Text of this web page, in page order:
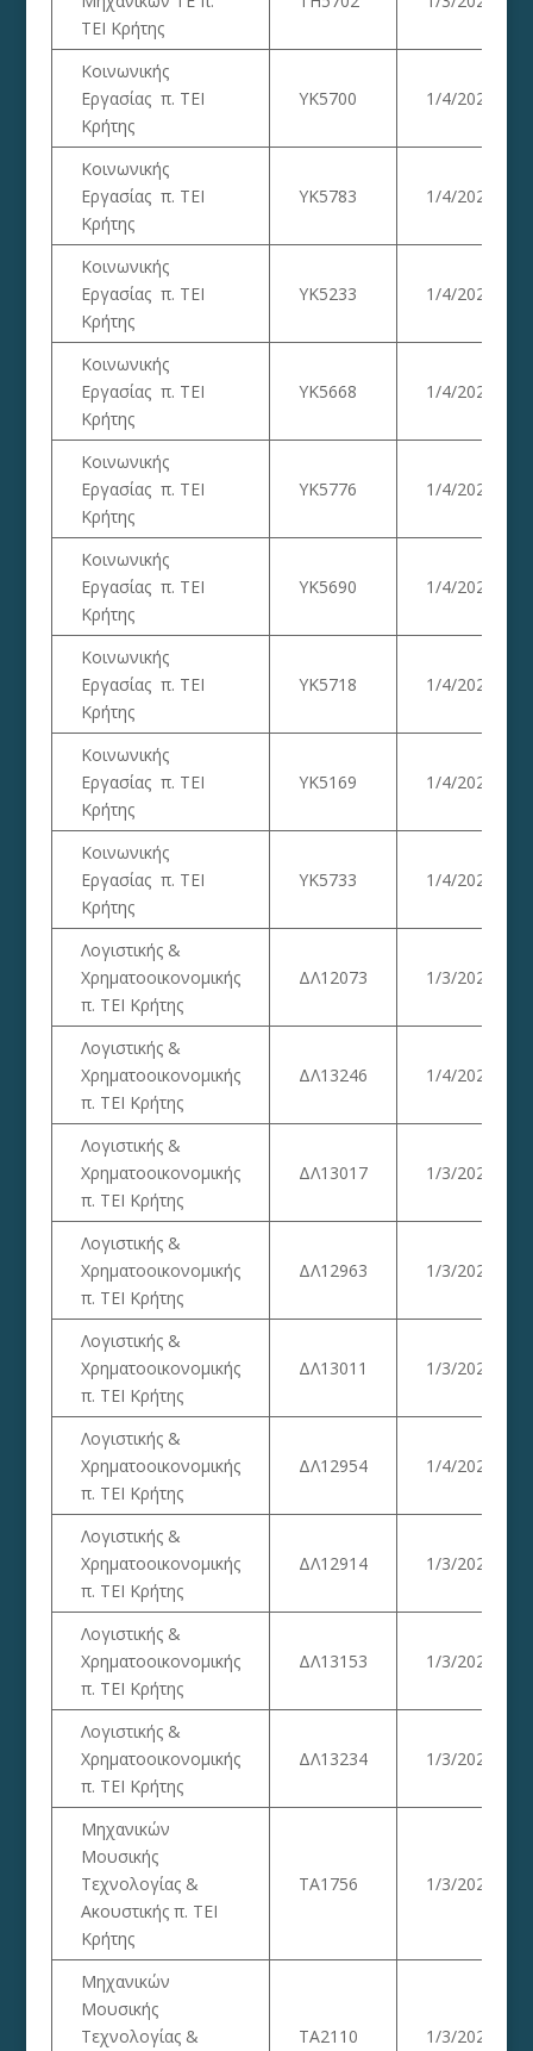
ΤΕΙ Κρήτης
Κοινωνικής
Εργασίας π. ΤΕΙ
Κρήτης
YK5700 1/4/2023
Κοινωνικής
Εργασίας π. ΤΕΙ
Κρήτης
ΥΚ5783 1/4/2023
Κοινωνικής
Εργασίας π. ΤΕΙ
Κρήτης
ΥΚ5233 1/4/2023
Κοινωνικής
Εργασίας π. ΤΕΙ
Κρήτης
YK5668 1/4/2023
Κοινωνικής
Εργασίας π. ΤΕΙ
Κρήτης
ΥΚ5776 1/4/2023
Κοινωνικής
Εργασίας π. ΤΕΙ
Κρήτης
ΥΚ5690 1/4/2023
Κοινωνικής
Εργασίας π. ΤΕΙ
Κρήτης
ΥΚ5718 1/4/2023
Κοινωνικής
Εργασίας π. ΤΕΙ
Κρήτης
ΥΚ5169 1/4/2023
Κοινωνικής
Εργασίας π. ΤΕΙ
Κρήτης
ΥΚ5733 1/4/2023
Λογιστικής &
Χρηματοοικονομικής
π. ΤΕΙ Κρήτης
ΔΛ12073 1/3/2023
Λογιστικής &
Χρηματοοικονομικής
π. ΤΕΙ Κρήτης
ΔΛ13246 1/4/2023
Λογιστικής &
Χρηματοοικονομικής
π. ΤΕΙ Κρήτης
ΔΛ13017 1/3/2023
Λογιστικής &
Χρηματοοικονομικής
π. ΤΕΙ Κρήτης
ΔΛ12963 1/3/2023
Λογιστικής &
Χρηματοοικονομικής
π. ΤΕΙ Κρήτης
ΔΛ13011 1/3/2023
Λογιστικής &
Χρηματοοικονομικής
π. ΤΕΙ Κρήτης
ΔΛ12954 1/4/2023
Λογιστικής &
Χρηματοοικονομικής
π. ΤΕΙ Κρήτης
ΔΛ12914 1/3/2023
Λογιστικής &
Χρηματοοικονομικής
π. ΤΕΙ Κρήτης
ΔΛ13153 1/3/2023
Λογιστικής &
Χρηματοοικονομικής
π. ΤΕΙ Κρήτης
ΔΛ13234 1/3/2023
Μηχανικών
Μουσικής
Τεχνολογίας &
Ακουστικής π. ΤΕΙ
Κρήτης
ΤΑ1756 1/3/2023
Μηχανικών
Μουσικής
Τεχνολογίας &
ΤΑ2110 1/3/2023